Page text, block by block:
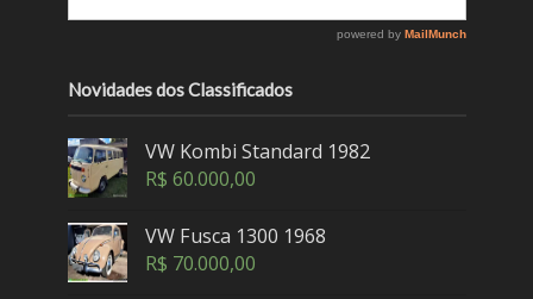
Novidades dos Classificados
VW Kombi Standard 1982
R$ 60.000,00
VW Fusca 1300 1968
R$ 70.000,00